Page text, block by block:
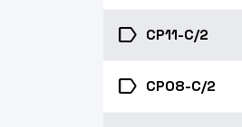
label CP11-C/2
label CP08-C/2